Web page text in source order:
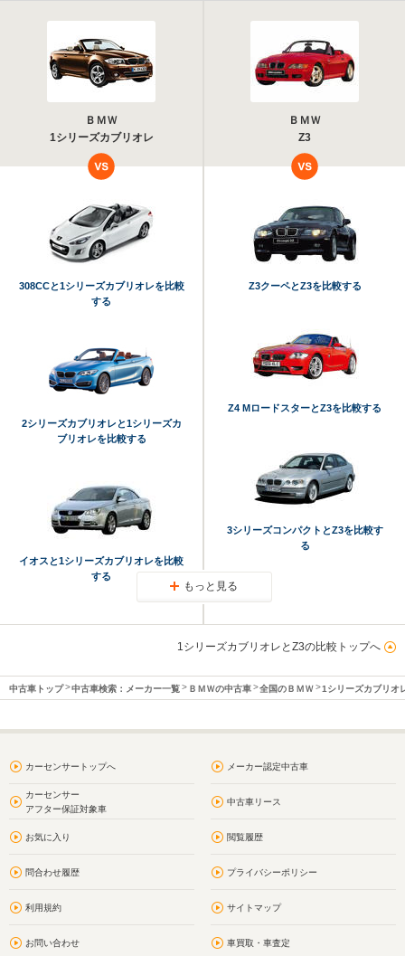
ＢＭＷ
1シリーズカブリオレ
ＢＭＷ
Z3
308CCと1シリーズカブリオレを比較
する
2シリーズカブリオレと1シリーズカ
ブリオレを比較する
イオスと1シリーズカブリオレを比較
する
Z3クーペとZ3を比較する
Z4 MロードスターとZ3を比較する
3シリーズコンパクトとZ3を比較す
る
もっと見る
1シリーズカブリオレとZ3の比較トップへ
中古車トップ 中古車検索：メーカー一覧 ＢＭＷの中古車 全国のＢＭＷ 1シリーズカブリオ
カーセンサートップへ メーカー認定中古車
カーセンサー
アフター保証対象車
中古車リース
お気に入り 閲覧履歴
問合わせ履歴 プライバシーポリシー
利用規約 サイトマップ
お問い合わせ 車買取・車査定